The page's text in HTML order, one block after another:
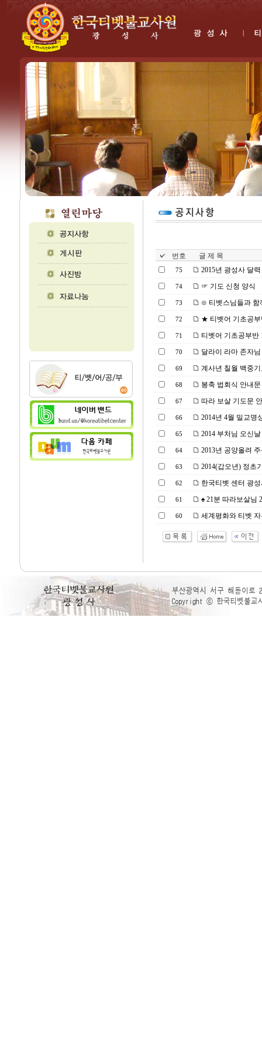
번호 글 제 목
75 2015년 광성사 달
74 ☞ 기도 신청 양식
73 ⊙ 티벳스님들과 함
72 ★ 티벳어 기초공부
71 티벳어 기초공부반
70 달라이 라마 존자
69 계사년 칠월 백중
68 봉축 법회식 안내문
67 따라 보살 기도문
66 2014년 4월 밀교명
65 2014 부처님 오신
64 2013년 공양올려
63 2014(갑오년) 정초
62 한국티벳 센터 광
61 ♠ 21분 따라보살님
60 세계평화와 티벳